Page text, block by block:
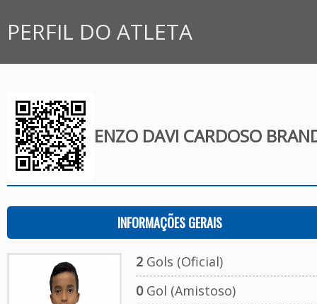
PERFIL DO ATLETA
ENZO DAVI CARDOSO
INFORMAÇÕES GERAIS
2Gols (Oficial)
0Gol (Amistoso)